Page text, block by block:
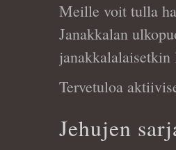
Meille voit tulla
Janakkalan
Tervetuloa
Jehujen